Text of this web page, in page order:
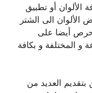
الألوان أو تطبيق
الألوان الى الشتر
أيضا على
و المختلفة و بكافة
العديد من